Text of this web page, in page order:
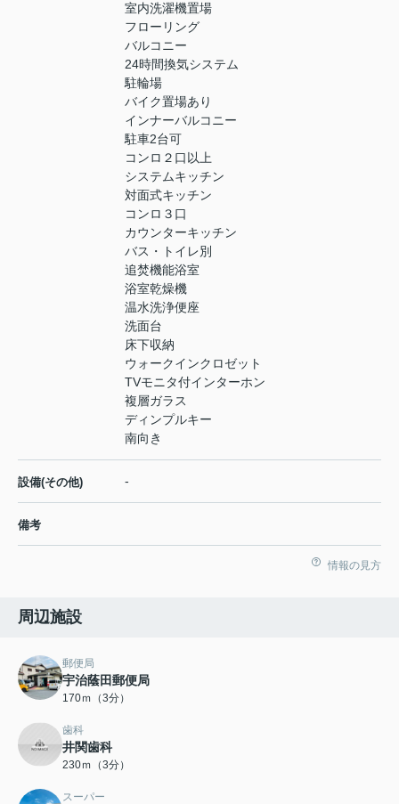
室内洗濯機置場
フローリング
バルコニー
24時間換気システム
駐輪場
バイク置場あり
インナーバルコニー
駐車2台可
コンロ２口以上
システムキッチン
対面式キッチン
コンロ３口
カウンターキッチン
バス・トイレ別
追焚機能浴室
浴室乾燥機
温水洗浄便座
洗面台
床下収納
ウォークインクロゼット
TVモニタ付インターホン
複層ガラス
ディンプルキー
南向き
設備(その他) -
備考
情報の見方
周辺施設
郵便局
宇治蔭田郵便局
170ｍ（3分）
歯科
井関歯科
230ｍ（3分）
スーパー